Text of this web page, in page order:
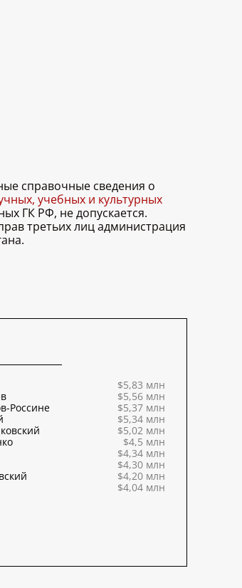
справочные сведения о
учебных и культурных
ГК РФ, не допускается.
третьих лиц администрация
$5,83 млн
$5,56 млн
Россине
$5,37 млн
$5,34 млн
$5,02 млн
$4,5 млн
$4,34 млн
$4,30 млн
$4,20 млн
$4,04 млн